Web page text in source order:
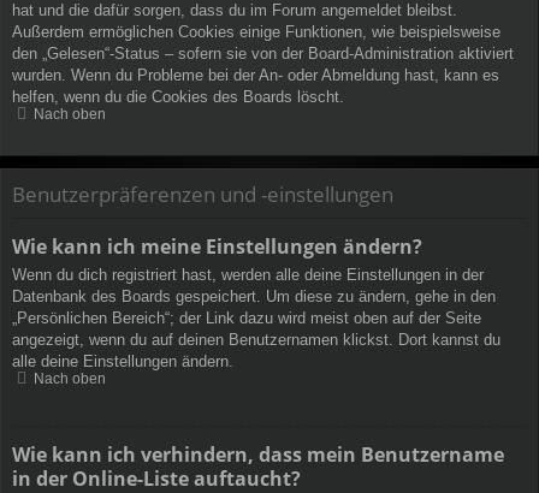
hat und die dafür sorgen, dass du im Forum angemeldet bleibst.
Außerdem ermöglichen Cookies einige Funktionen, wie beispielsweise
den „Gelesen“-Status – sofern sie von der Board-Administration aktiviert
wurden. Wenn du Probleme bei der An- oder Abmeldung hast, kann es
helfen, wenn du die Cookies des Boards löscht.
Nach oben
Benutzerpräferenzen und -einstellungen
Wie kann ich meine Einstellungen ändern?
Wenn du dich registriert hast, werden alle deine Einstellungen in der
Datenbank des Boards gespeichert. Um diese zu ändern, gehe in den
„Persönlichen Bereich“; der Link dazu wird meist oben auf der Seite
angezeigt, wenn du auf deinen Benutzernamen klickst. Dort kannst du
alle deine Einstellungen ändern.
Nach oben
Wie kann ich verhindern, dass mein Benutzername
in der Online-Liste auftaucht?